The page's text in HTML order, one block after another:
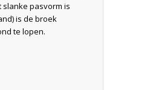
slanke pasvorm is
is de broek
te lopen.